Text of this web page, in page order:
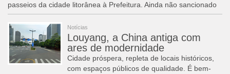
passeios da cidade litorânea à Prefeitura. Ainda não sancionado
Notícias
Louyang, a China antiga com
ares de modernidade
Cidade próspera, repleta de locais históricos,
com espaços públicos de qualidade. É bem-